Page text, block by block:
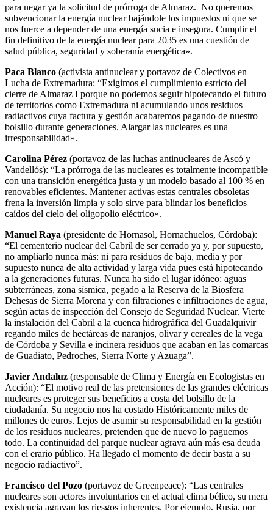
para negar ya la solicitud de prórroga de Almaraz. No queremos
subvencionar la energía nuclear bajándole los impuestos ni que se
nos fuerce a depender de una energía sucia e insegura. Cumplir el
fin definitivo de la energía nuclear para 2035 es una cuestión de
salud pública, seguridad y soberanía energética».
Paca Blanco (activista antinuclear y portavoz de Colectivos en
Lucha de Extremadura: “Exigimos el cumplimiento estricto del
cierre de Almaraz I porque no podemos seguir hipotecando el futuro
de territorios como Extremadura ni acumulando unos residuos
radiactivos cuya factura y gestión acabaremos pagando de nuestro
bolsillo durante generaciones. Alargar las nucleares es una
irresponsabilidad».
Carolina Pérez (portavoz de las luchas antinucleares de Ascó y
Vandellós): “La prórroga de las nucleares es totalmente incompatible
con una transición energética justa y un modelo basado al 100 % en
renovables eficientes. Mantener activas estas centrales obsoletas
frena la inversión limpia y solo sirve para blindar los beneficios
caídos del cielo del oligopolio eléctrico».
Manuel Raya (presidente de Hornasol, Hornachuelos, Córdoba):
“El cementerio nuclear del Cabril de ser cerrado ya y, por supuesto,
no ampliarlo nunca más: ni para residuos de baja, media y por
supuesto nunca de alta actividad y larga vida pues está hipotecando
a la generaciones futuras. Nunca ha sido el lugar idóneo: aguas
subterráneas, zona sísmica, pegado a la Reserva de la Biosfera
Dehesas de Sierra Morena y con filtraciones e infiltraciones de agua,
según actas de inspección del Consejo de Seguridad Nuclear. Vierte
la instalación del Cabril a la cuenca hidrográfica del Guadalquivir
regando miles de hectáreas de naranjos, olivar y cereales de la vega
de Córdoba y Sevilla e incinera residuos que acaban en las comarcas
de Guadiato, Pedroches, Sierra Norte y Azuaga”.
Javier Andaluz (responsable de Clima y Energía en Ecologistas en
Acción): “El motivo real de las pretensiones de las grandes eléctricas
nucleares es proteger sus beneficios a costa del bolsillo de la
ciudadanía. Su negocio nos ha costado Históricamente miles de
millones de euros. Lejos de asumir su responsabilidad en la gestión
de los residuos nucleares, pretenden que de nuevo lo paguemos
todo. La continuidad del parque nuclear agrava aún más esa deuda
con el erario público. Ha llegado el momento de decir basta a su
negocio radiactivo”.
Francisco del Pozo (portavoz de Greenpeace): “Las centrales
nucleares son actores involuntarios en el actual clima bélico, su mera
existencia agravan los riesgos inherentes. Por ejemplo, Rusia, por